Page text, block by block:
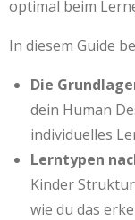
optimal beim
In diesem Guide
Die
dein Human
individuelles
Lerntypen
Kinder
wie du das